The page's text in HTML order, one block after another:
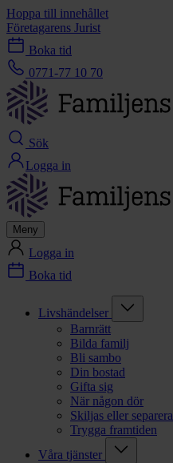
Hoppa till innehållet
Företagarens Jurist
Boka tid
0771-77 10 70
Sök
Logga in
Meny
Logga in
Boka tid
Livshändelser
Barnrätt
Bilda familj
Bli sambo
Din bostad
Gifta sig
När någon dör
Skiljas eller separera
Trygga framtiden
Våra tjänster